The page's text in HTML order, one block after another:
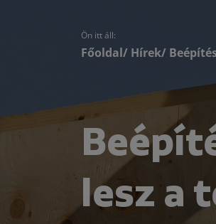
Ön itt áll:
Főoldal/ Hírek/
lesz a